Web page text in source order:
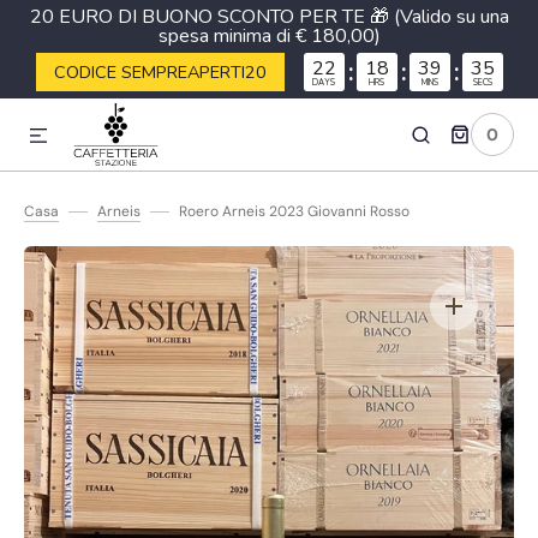
AI CONTENUTI
0
0
ARTICOLI
Casa Arneis Roero Arneis 2023 Giovanni Rosso
Apri
20 EURO DI BUONO SCONTO PER TE 🎁 (Valido su una
spesa minima di € 180,00)
CODICE SEMPREAPERTI20 22
DAYS : 18
HRS : 39
MINS : 35
SECS